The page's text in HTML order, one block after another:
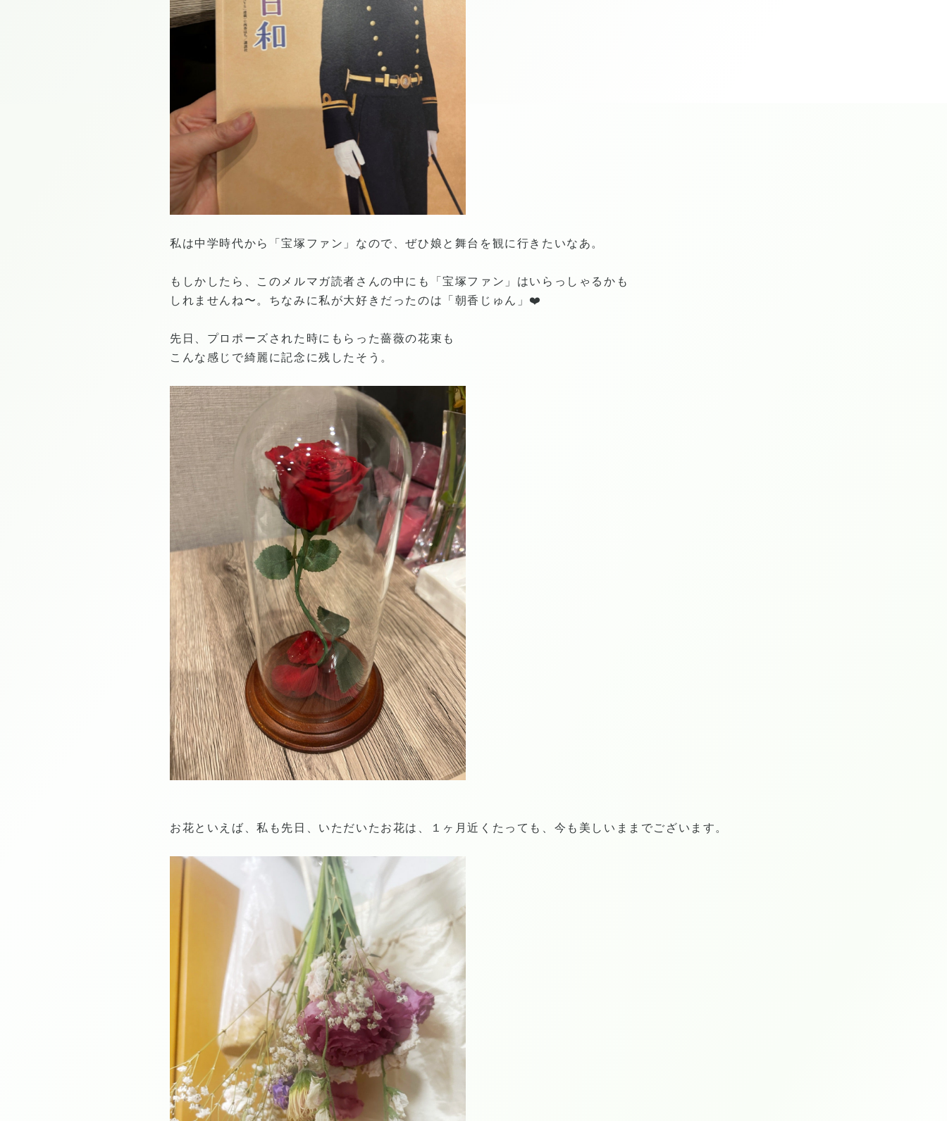
私は中学時代から「宝塚ファン」なので、ぜひ娘と舞台を観に行きたいなあ。
もしかしたら、このメルマガ読者さんの中にも「宝塚ファン」はいらっしゃるかも
しれませんね〜。ちなみに私が大好きだったのは「朝香じゅん」❤️
先日、プロポーズされた時にもらった薔薇の花束も
こんな感じで綺麗に記念に残したそう。
お花といえば、私も先日、いただいたお花は、１ヶ月近くたっても、今も美しいままでございます。